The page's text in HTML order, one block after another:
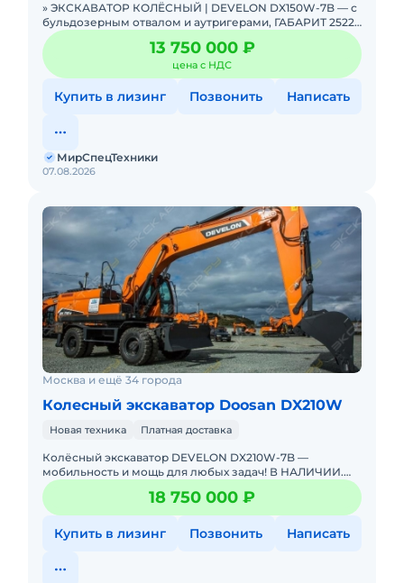
» ЭКСКАВАТОР КОЛЁСНЫЙ | DEVELON DX150W-7B — с
бульдозерным отвалом и аутригерами, ГАБАРИТ 2522
мм — готов к работе сразу. В НАЛИЧИИ. Можно в Л
13 750 000 ₽
цена с НДС
Купить в лизинг Позвонить Написать
07.08.2026
МирСпецТехники
Москва и ещё 34 города
Колесный экскаватор Doosan DX210W
Новая техника Платная доставка
Колёсный экскаватор DEVELON DX210W-7B —
мобильность и мощь для любых задач! В НАЛИЧИИ.
НОВЫЙ. Можно в ЛИЗИНГ. Цена С НДС.Основные
параметры:Эксплуатацион18 750 000 ₽
Купить в лизинг Позвонить Написать